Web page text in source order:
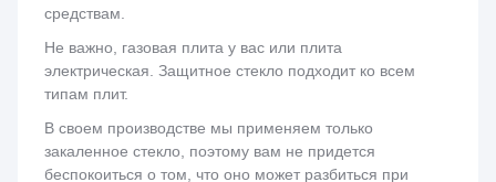
средствам.
Не важно, газовая плита у вас или плита
электрическая. Защитное стекло подходит ко всем
типам плит.
В своем производстве мы применяем только
закаленное стекло, поэтому вам не придется
беспокоиться о том, что оно может разбиться при